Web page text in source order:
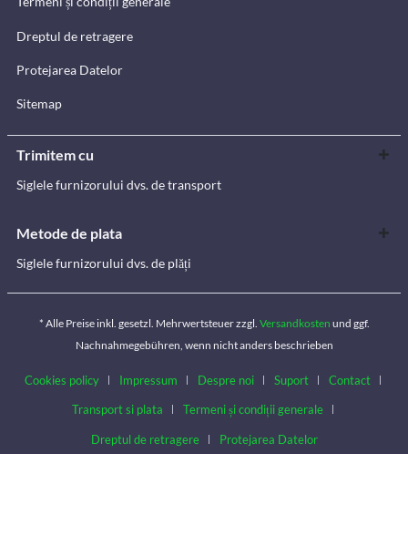
Dreptul de retragere
Protejarea Datelor
Sitemap
Trimitem cu
Siglele furnizorului dvs. de transport
Metode de plata
Siglele furnizorului dvs. de plăți
* Alle Preise inkl. gesetzl. Mehrwertsteuer zzgl. Versandkosten und ggf.
Nachnahmegebühren, wenn nicht anders beschrieben
Cookies policy Impressum Despre noi Suport
Contact
Transport si plata
Termeni și condiții generale
Dreptul de retragere Protejarea Datelor